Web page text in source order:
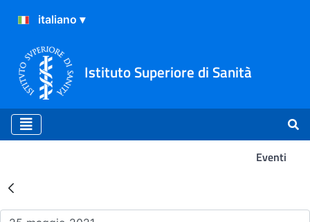
Istituto Superiore di Sanità
Eventi
Risultati della Ricerca -